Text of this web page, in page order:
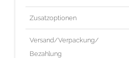
Zusatzoptionen
Versand/Verpackung/
Bezahlung